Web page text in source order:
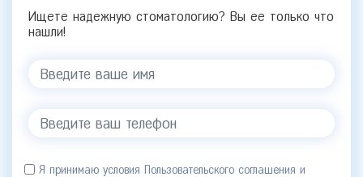
Ищете надежную стоматологию? Вы ее только что
нашли!
Я принимаю условия Пользовательского соглашения и